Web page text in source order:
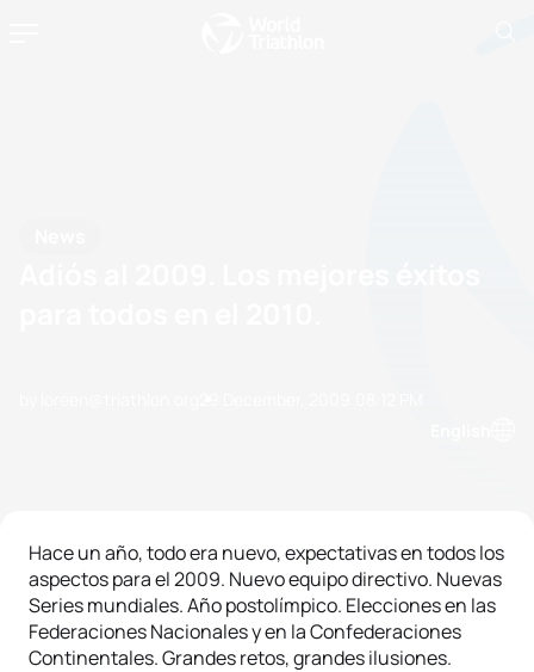
Hace un año, todo era nuevo, expectativas en todos los
aspectos para el 2009. Nuevo equipo directivo. Nuevas
Series mundiales. Año postolímpico. Elecciones en las
Federaciones Nacionales y en la Confederaciones
Continentales. Grandes retos, grandes ilusiones.